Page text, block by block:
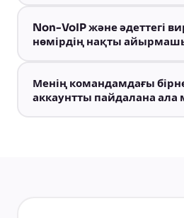
Non-VoIP және әдеттегі
нөмірдің нақты
Менің командамдағы
аккаунтты пайдалана ала